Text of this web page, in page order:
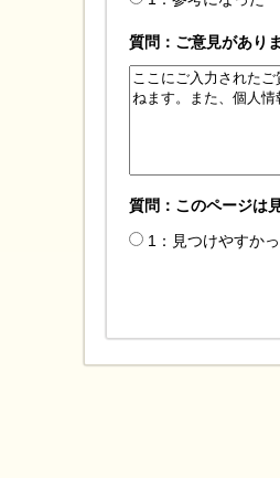
質問：ご意見があり
質問：このページは
1：見つけやすか